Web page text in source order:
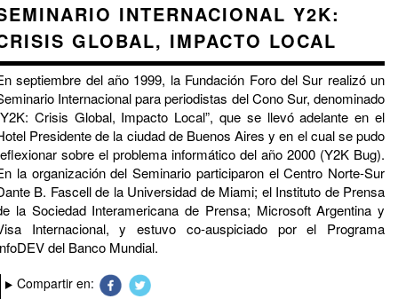
INTERNACIONAL Y2K:
GLOBAL, IMPACTO LOCAL
septiembre del año 1999, la Fundación Foro del Sur realizó un
Internacional para periodistas del Cono Sur, denominado
Crisis Global, Impacto Local”, que se llevó adelante en el
Presidente de la ciudad de Buenos Aires y en el cual se pudo
sobre el problema informático del año 2000 (Y2K Bug).
la organización del Seminario participaron el Centro Norte-Sur
B. Fascell de la Universidad de Miami; el Instituto de Prensa
la Sociedad Interamericana de Prensa; Microsoft Argentina y
Internacional, y estuvo co-auspiciado por el Programa
del Banco Mundial.
Compartir en: